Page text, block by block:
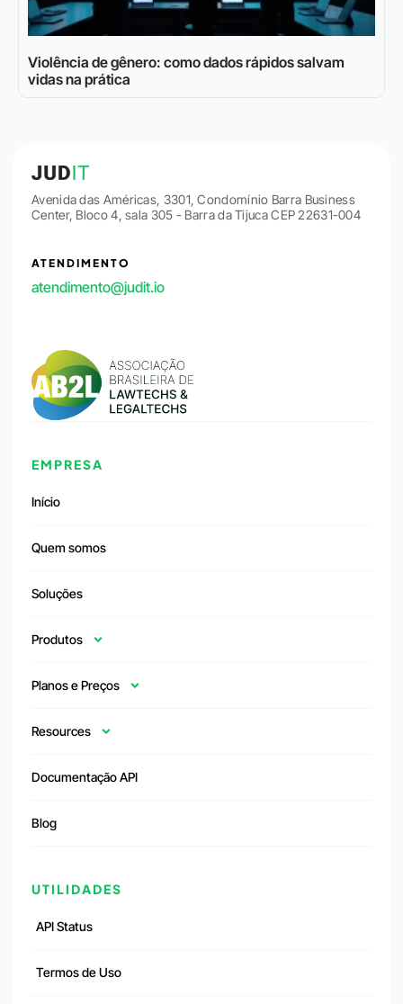
Violência de gênero: como dados rápidos salvam
vidas na prática
Avenida das Américas, 3301, Condomínio Barra Business
Center, Bloco 4, sala 305 - Barra da Tijuca CEP 22631-004
ATENDIMENTO
atendimento@judit.io
EMPRESA
Início
Quem somos
Soluções
Produtos
Planos e Preços
Resources
Documentação API
Blog
UTILIDADES
API Status
Termos de Uso